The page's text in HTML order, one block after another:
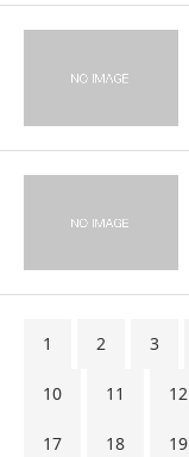
1 2 3
10 11 12
17 18 19